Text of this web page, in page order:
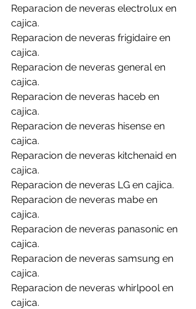
Reparacion de neveras electrolux en
cajica.
Reparacion de neveras frigidaire en
cajica.
Reparacion de neveras general en
cajica.
Reparacion de neveras haceb en
cajica.
Reparacion de neveras hisense en
cajica.
Reparacion de neveras kitchenaid en
cajica.
Reparacion de neveras LG en cajica.
Reparacion de neveras mabe en
cajica.
Reparacion de neveras panasonic en
cajica.
Reparacion de neveras samsung en
cajica.
Reparacion de neveras whirlpool en
cajica.